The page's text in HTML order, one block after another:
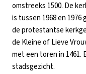
omstreeks 1500. De
is tussen 1968 en
de protestantse
de Kleine of Lieve
met een toren in 1461.
stadsgezicht.